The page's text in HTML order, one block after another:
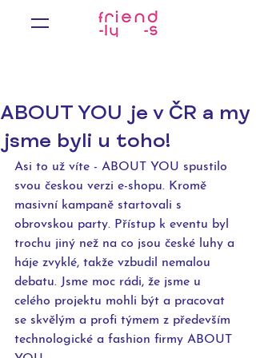
ABOUT YOU je v ČR a my
jsme byli u toho!
Asi to už víte - ABOUT YOU spustilo
svou českou verzi e-shopu. Kromě
masivní kampaně startovali s
obrovskou party. Přístup k eventu byl
trochu jiný než na co jsou české luhy a
háje zvyklé, takže vzbudil nemalou
debatu. Jsme moc rádi, že jsme u
celého projektu mohli být a pracovat
se skvělým a profi týmem z především
technologické a fashion firmy ABOUT